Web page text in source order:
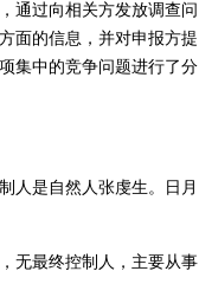
通过向相关方发放调查问
面的信息，并对申报方提
集中的竞争问题进行了分
人是自然人张虔生。日月
无最终控制人，主要从事